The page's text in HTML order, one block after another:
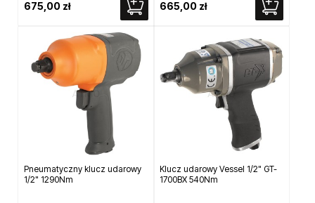
675,00 zł 665,00 zł
Pneumatyczny klucz udarowy
1/2" 1290Nm
Klucz udarowy Vessel 1/2" GT-
1700BX 540Nm